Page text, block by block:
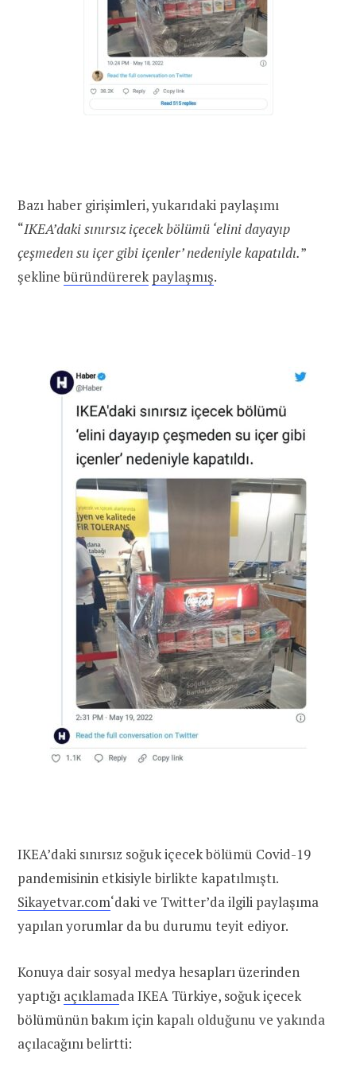
Bazı haber girişimleri, yukarıdaki paylaşımı
“IKEA’daki sınırsız içecek bölümü ‘elini dayayıp
çeşmeden su içer gibi içenler’ nedeniyle kapatıldı.”
şeklinebüründürerek paylaşmış.
IKEA’daki sınırsız soğuk içecek bölümü Covid-19
pandemisinin etkisiyle birlikte kapatılmıştı.
Sikayetvar.com‘daki ve Twitter’da ilgili paylaşıma
yapılan yorumlar da bu durumu teyit ediyor.
Konuya dair sosyal medya hesapları üzerinden
yaptığı açıklamada IKEA Türkiye, soğuk içecek
bölümünün bakım için kapalı olduğunu ve yakında
açılacağını belirtti: